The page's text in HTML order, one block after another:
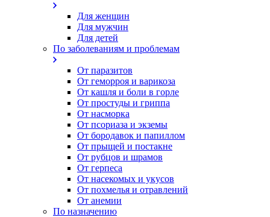
Для женщин
Для мужчин
Для детей
По заболеваниям и проблемам
От паразитов
Oт геморроя и варикоза
От кашля и боли в горле
От простуды и гриппа
От насморка
Oт псориаза и экземы
От бородавок и папиллом
От прыщей и постакне
От рубцов и шрамов
От герпеса
От насекомых и укусов
От похмелья и отравлений
От анемии
По назначению